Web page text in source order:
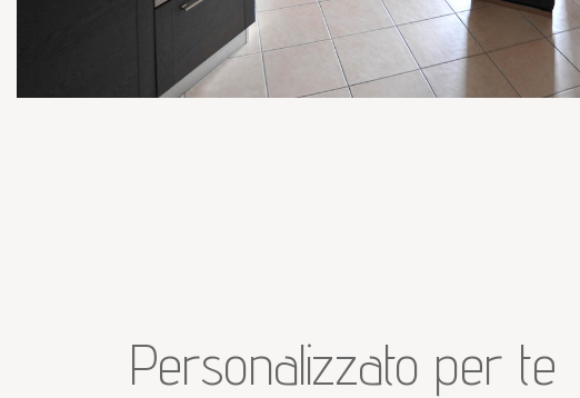
Personalizzato per te